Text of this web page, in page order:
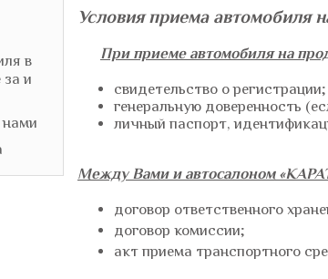
в
за и
нами
Условия приема автомобиля
При приеме автомобиля на
свидетельство о регистрации;
генеральную доверенность
личный паспорт,
Между Вами и автосалоном
договор ответственного
договор комиссии;
акт приема транспортного